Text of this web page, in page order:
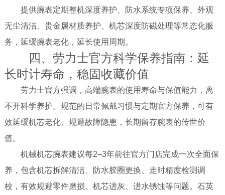
提供腕表定期整机深度养护、防水系统专项保养、外观
无尘清洁、贵金属材质养护、机芯深度防磁处理等常态化服
务，延缓腕表老化，延长使用周期。
四、劳力士官方科学保养指南：延
长时计寿命，稳固收藏价值
劳力士官方强调，高端腕表的使用寿命与保值能力，离
不开科学养护。规范的日常佩戴习惯与定期官方保养，可有
效延缓机芯老化、规避故障隐患，长期留存腕表的传世价
值。
机械机芯腕表建议每2–3年前往官方门店完成一次全面保
养，包含机芯拆解清洁、防水胶圈更换、走时精度检测调
校，有效规避零件磨损、机芯进灰、进水锈蚀等问题。石英